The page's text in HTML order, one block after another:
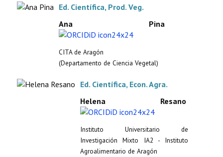
Ed. Científica, Prod. Veg.
Ana Pina
CITA de Aragón
(Departamento de Ciencia Vegetal)
Ed. Científica, Econ. Agra.
Helena Resano
Instituto Universitario de
Investigación Mixto IA2 - Instituto
Agroalimentario de Aragón